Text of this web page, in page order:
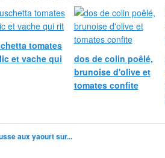
tomates
et vache qui
dos de colin poêlé,
brunoise d'olive et
tomates confite
aux yaourt sur...